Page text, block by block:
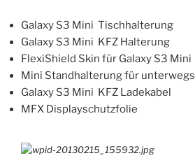
Galaxy S3 Mini Tischhalterung
Galaxy S3 Mini KFZ Halterung
FlexiShield Skin für Galaxy S3 Mini
Mini Standhalterung für unterwegs
Galaxy S3 Mini KFZ Ladekabel
MFX Displayschutzfolie